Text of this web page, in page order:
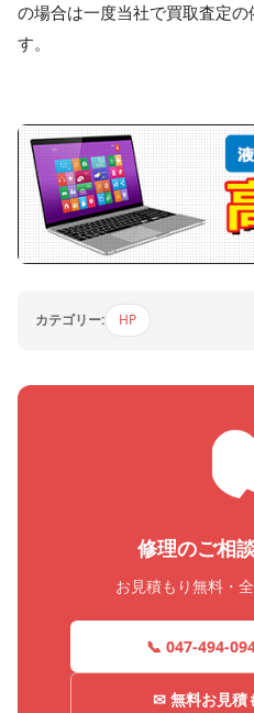
の場合は一度当社で買取査定
す。
カテゴリー: HP
修理のご相
お見積もり無料・
📞 047-494-
✉ 無料お見積